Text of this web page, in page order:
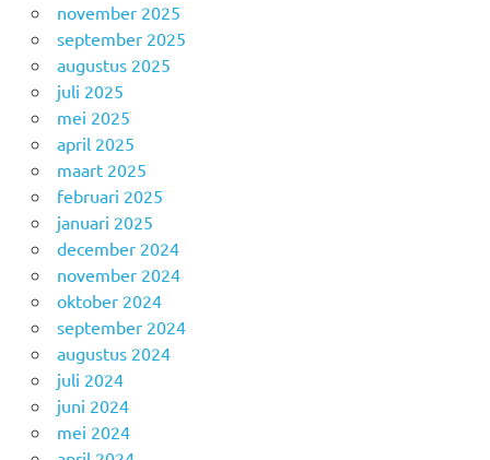
november 2025
september 2025
augustus 2025
juli 2025
mei 2025
april 2025
maart 2025
februari 2025
januari 2025
december 2024
november 2024
oktober 2024
september 2024
augustus 2024
juli 2024
juni 2024
mei 2024